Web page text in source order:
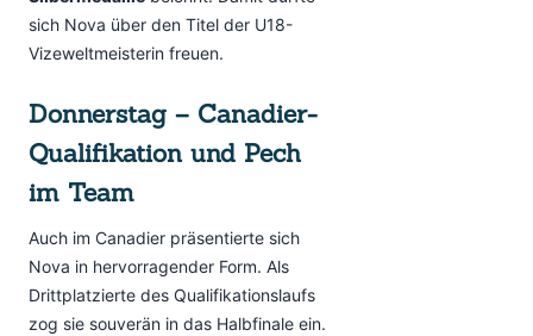
sich Nova über den Titel der U18-
Vizeweltmeisterin freuen.
Donnerstag – Canadier-
Qualifikation und Pech
im Team
Auch im Canadier präsentierte sich
Nova in hervorragender Form. Als
Drittplatzierte des Qualifikationslaufs
zog sie souverän in das Halbfinale ein.